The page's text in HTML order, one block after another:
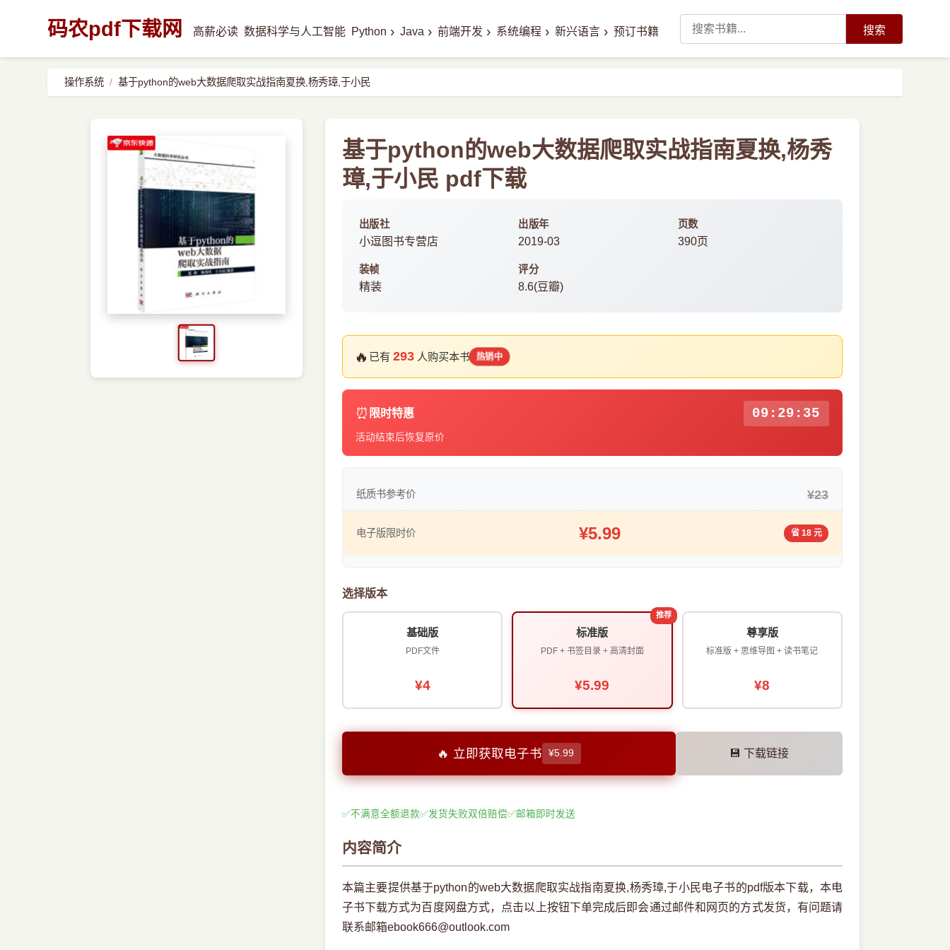
码农pdf下载网 高薪必读 数据科学与人工智能 Python › Java › 前端开发 › 系统编程 › 新兴语言 › 预订书籍 搜索
操作系统 基于python的web大数据爬取实战指南夏换,杨秀璋,于小民
基于python的web大数据爬取实战指南夏换,杨秀
璋,于小民 pdf下载
出版社
小逗图书专营店
出版年
2019-03
页数
390页
装帧
精装
评分
8.6(豆瓣)
🔥 已有 293人购买本书 热销中
⏰ 限时特惠 09:29:34
活动结束后恢复原价
纸质书参考价 ¥23
电子版限时价 ¥5.99 省 18 元
选择版本
基础版
PDF文件
¥4
推荐
标准版
PDF + 书签目录 + 高清封面
¥5.99
尊享版
标准版 + 思维导图 + 读书笔记
¥8
🔥 立即获取电子书 ¥5.99 💾 下载链接
✅不满意全额退款✅发货失败双倍赔偿✅邮箱即时发送
内容简介
本篇主要提供基于python的web大数据爬取实战指南夏换,杨秀璋,于小民电子书的pdf版本下载，本电
子书下载方式为百度网盘方式，点击以上按钮下单完成后即会通过邮件和网页的方式发货，有问题请
联系邮箱ebook666@outlook.com